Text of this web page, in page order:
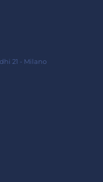
21 - Milano